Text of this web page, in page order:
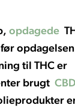
opdagede
til THC er
brugt